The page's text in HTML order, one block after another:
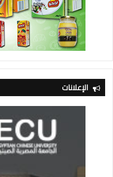
الإعلانات